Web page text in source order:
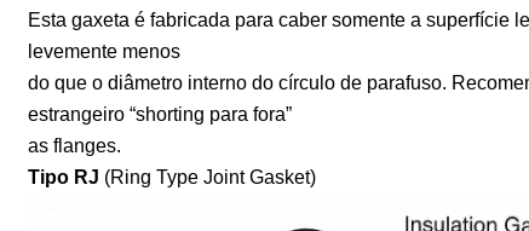
Esta gaxeta é fabricada para caber somente a superfície
levemente menos
do que o diâmetro interno do círculo de parafuso.
estrangeiro “shorting para fora”
as flanges.
Tipo RJ (Ring Type Joint Gasket)